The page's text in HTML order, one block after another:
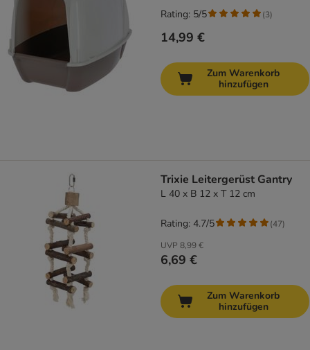
14,99 €
Rating: 5/5 (3)
Zum Warenkorb
hinzufügen
Trixie Leitergerüst Gantry
L 40 x B 12 x T 12 cm
UVP 8,99 €
6,69 €
Rating: 4.7/5 (47)
Zum Warenkorb
hinzufügen